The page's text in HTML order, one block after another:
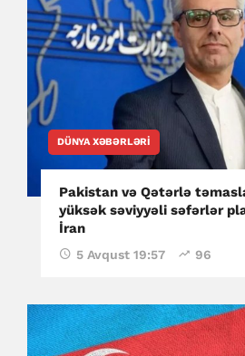
DÜNYA XƏBƏRLƏRI
Pakistan və Qətərlə
yüksək səviyyəli səfərlər
İran
5 Avqust 19:57 96